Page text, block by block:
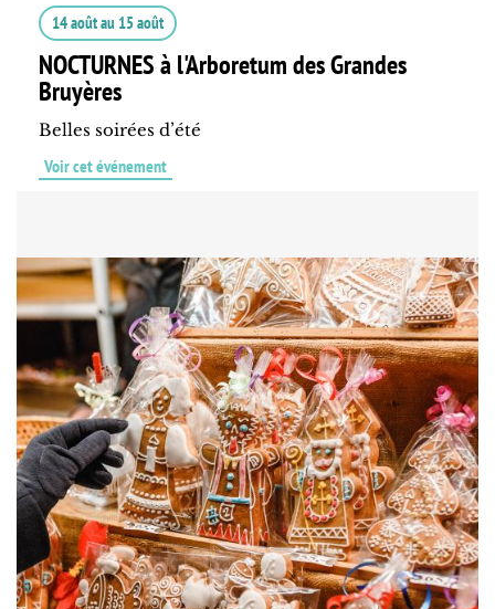
14 aoûtau 15 août
NOCTURNES à l'Arboretum des Grandes
Bruyères
Belles soirées d’été
Voir cet événement